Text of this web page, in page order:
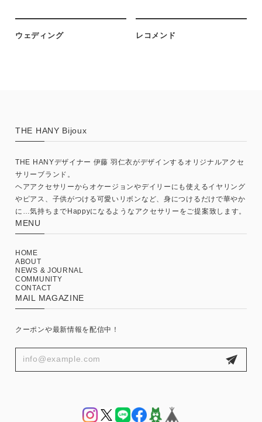
ウェディング レコメンド
THE HANY Bijoux
THE HANYデザイナー 伊藤 羽仁衣がデザインするオリジナルアクセ
サリーブランド。
ヘアアクセサリーからオケージョンやデイリーにも使えるイヤリング
やピアス、子供がつける可愛いリボンなど、身につけるだけで華やか
に…気持ちまでHappyになるようなアクセサリーをご提案致します。
MENU
HOME
ABOUT
NEWS & JOURNAL
COMMUNITY
CONTACT
MAIL MAGAZINE
クーポンや最新情報を配信中！